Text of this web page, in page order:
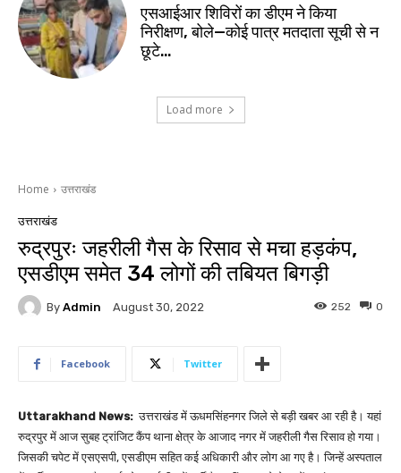
एसआईआर शिविरों का डीएम ने किया
निरीक्षण, बोले—कोई पात्र मतदाता सूची से न
छूटे…
Load more